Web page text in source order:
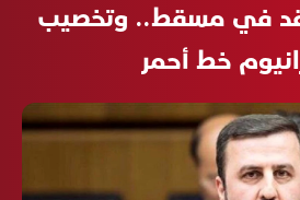
في مسقط.. وتخصيب
خط أحمر